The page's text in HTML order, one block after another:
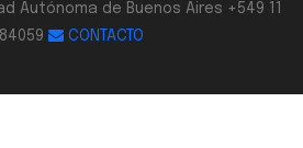
Autónoma de Buenos Aires +549 11
CONTACTO